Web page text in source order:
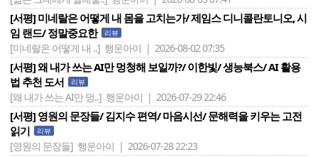
[서평] 미네랄은 어떻게 내 몸을 고치는가/ 제임스 디니콜란토니오, 시
임 랜드/ 정말중요한
리뷰
[미네랄은 어떻게 내 ..] 행운아이 | 2026-08-02 07:35
[서평] 왜 내가 쓰는 AI만 멍청해 보일까?/ 이한빛/ 생능북스/ AI 활용
법 추천 도서
리뷰
[왜 내가 쓰는 AI만 멍..] 행운아이 | 2026-07-29 22:46
[서평] 영원의 문장들/ 김지수 편역/ 마음시선/ 문해력을 키우는 고전
읽기
리뷰
[영원의 문장들] 행운아이 | 2026-07-28 22:23